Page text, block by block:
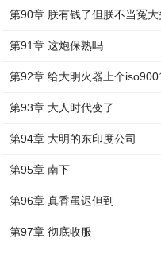
第90章 朕有钱了但朕不当冤大
第91章 这炮保熟吗
第92章 给大明火器上个
第93章 大人时代变了
第94章 大明的东印度公司
第95章 南下
第96章 真香虽迟但到
第97章 彻底收服